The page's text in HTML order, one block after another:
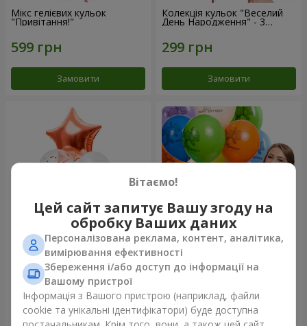
Мікс гелієвих кульок
"Привітання!"
Замовити
Колекція кульок "Веселий
День Народження" - 3
кульки
Замовити
Фонтан куль “Світ чудес”
Замовити
Коллекция шариков "День
рождения" (с Тедди)
Замовити
Вітаємо!
Цей сайт запитує Вашу згоду на
обробку Ваших даних
Персоналізована реклама, контент, аналітика,
вимірювання ефективності
Збереження і/або доступ до інформації на
Вашому пристрої
Інформація з Вашого пристрою (наприклад, файли
cookie та унікальні ідентифікатори) буде доступна